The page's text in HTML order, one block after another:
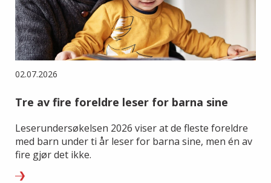
02.07.2026
Tre av fire foreldre leser for barna sine
Leserundersøkelsen 2026 viser at de fleste foreldre
med barn under ti år leser for barna sine, men én av
fire gjør det ikke.